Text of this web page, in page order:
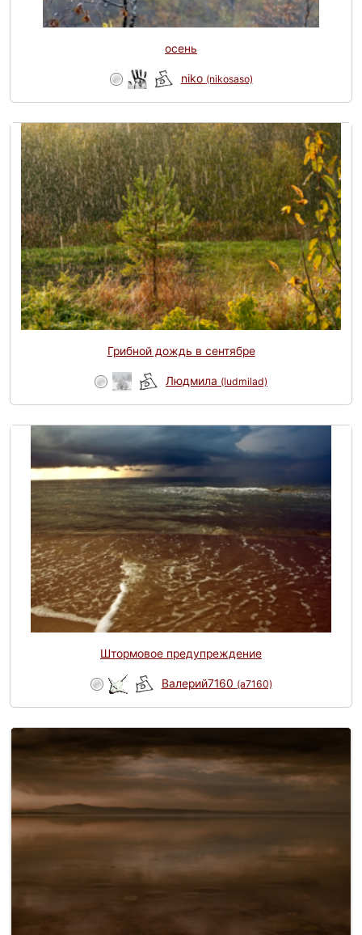
осень
niko (nikosaso)
Грибной дождь в сентябре
Людмила (ludmilad)
Штормовое предупреждение
Валерий7160 (a7160)